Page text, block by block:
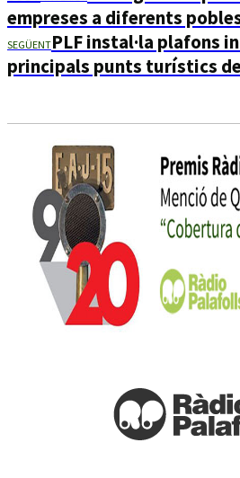
empreses a diferents
SEGÜENTPLF instal·la plafons
principals punts turístics